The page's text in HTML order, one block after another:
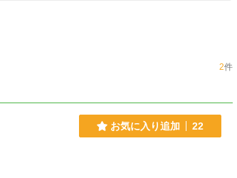
2件
お気に入り追加 22